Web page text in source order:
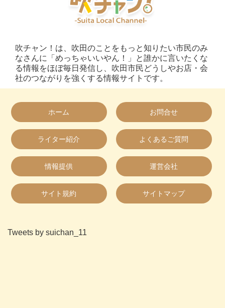
吹チャン！は、吹田のことをもっと知りたい市民のみ
なさんに「めっちゃいいやん！」と誰かに言いたくな
る情報をほぼ毎日発信し、吹田市民どうしやお店・会
社のつながりを強くする情報サイトです。
ホーム お問合せ
ライター紹介 よくあるご質問
情報提供 運営会社
サイト規約 サイトマップ
Tweets by suichan_11